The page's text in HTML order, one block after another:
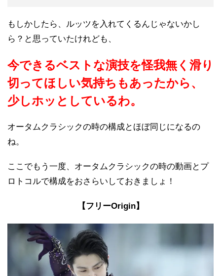
もしかしたら、ルッツを入れてくるんじゃないかし
ら？と思っていたけれども、
今できるベストな演技を怪我無く滑り
切ってほしい気持ちもあったから、
少しホッとしているわ。
オータムクラシックの時の構成とほぼ同じになるの
ね。
ここでもう一度、オータムクラシックの時の動画とプ
ロトコルで構成をおさらいしておきましょ！
【フリーOrigin】